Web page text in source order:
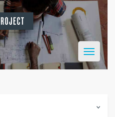
Toggle